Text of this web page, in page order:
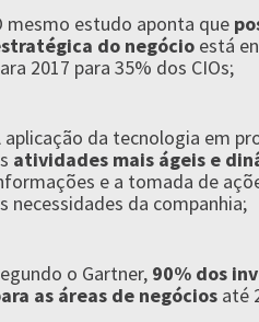
mesmo estudo aponta que
do negócio está
2017 para 35% dos CIOs;
aplicação da tecnologia em
atividades mais ágeis e
e a tomada de
necessidades da companhia;
o Gartner, 90% dos
as áreas de negócios até